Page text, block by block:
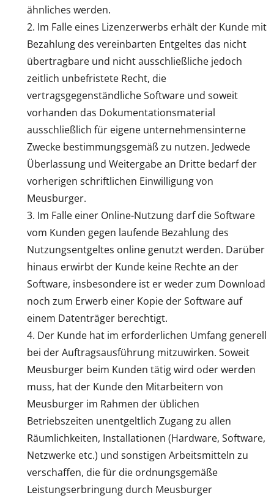
ähnliches werden.
Im Falle eines Lizenzerwerbs erhält der Kunde mit
Bezahlung des vereinbarten Entgeltes das nicht
übertragbare und nicht ausschließliche jedoch
zeitlich unbefristete Recht, die
vertragsgegenständliche Software und soweit
vorhanden das Dokumentationsmaterial
ausschließlich für eigene unternehmensinterne
Zwecke bestimmungsgemäß zu nutzen. Jedwede
Überlassung und Weitergabe an Dritte bedarf der
vorherigen schriftlichen Einwilligung von
Meusburger.
Im Falle einer Online-Nutzung darf die Software
vom Kunden gegen laufende Bezahlung des
Nutzungsentgeltes online genutzt werden. Darüber
hinaus erwirbt der Kunde keine Rechte an der
Software, insbesondere ist er weder zum Download
noch zum Erwerb einer Kopie der Software auf
einem Datenträger berechtigt.
Der Kunde hat im erforderlichen Umfang generell
bei der Auftragsausführung mitzuwirken. Soweit
Meusburger beim Kunden tätig wird oder werden
muss, hat der Kunde den Mitarbeitern von
Meusburger im Rahmen der üblichen
Betriebszeiten unentgeltlich Zugang zu allen
Räumlichkeiten, Installationen (Hardware, Software,
Netzwerke etc.) und sonstigen Arbeitsmitteln zu
verschaffen, die für die ordnungsgemäße
Leistungserbringung durch Meusburger